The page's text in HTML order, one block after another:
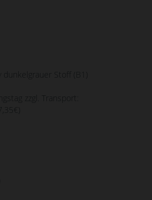
dunkelgrauer Stoff (B1)
zzgl. Transport: